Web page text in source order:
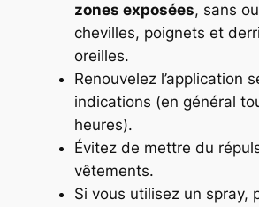
zones exposées, sans
chevilles, poignets et
oreilles.
Renouvelez l’application
indications (en général
heures).
Évitez de mettre du
vêtements.
Si vous utilisez un spray,